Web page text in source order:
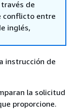
de
conflicto entre
inglés,
instrucción de
la solicitud
proporcione.